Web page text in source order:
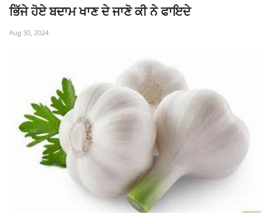
ਭਿੱਜੇ ਹੋਏ ਬਦਾਮ ਖਾਣ ਦੇ ਜਾਣੋ ਕੀ ਨੇ ਫਾਇਦੇ
Aug 30, 2024